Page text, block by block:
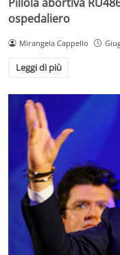
ospedaliero
Mirangela Cappello
Leggi di più